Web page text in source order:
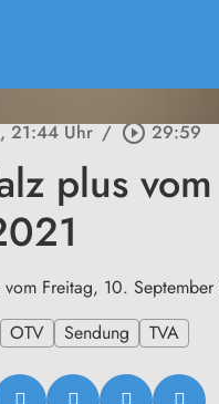
, 21:44 Uhr / play_circle_outline29:59
plus vom
Freitag, 10.
OTV Sendung TVA